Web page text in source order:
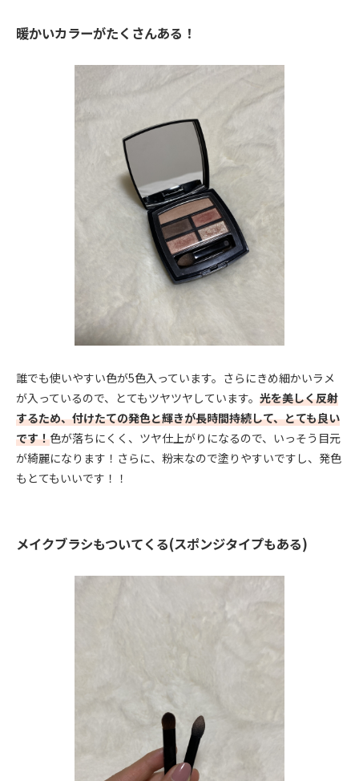
暖かいカラーがたくさんある！
誰でも使いやすい色が5色入っています。さらにきめ細かいラメ
が入っているので、とてもツヤツヤしています。 光を美しく反射
するため、付けたての発色と輝きが長時間持続して、とても良い
です！色が落ちにくく、ツヤ仕上がりになるので、いっそう目元
が綺麗になります！さらに、粉末なので塗りやすいですし、発色
もとてもいいです！！
メイクブラシもついてくる(スポンジタイプもある)